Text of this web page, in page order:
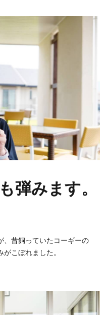
弾みます。
、昔飼っていたコーギーの
こぼれました。